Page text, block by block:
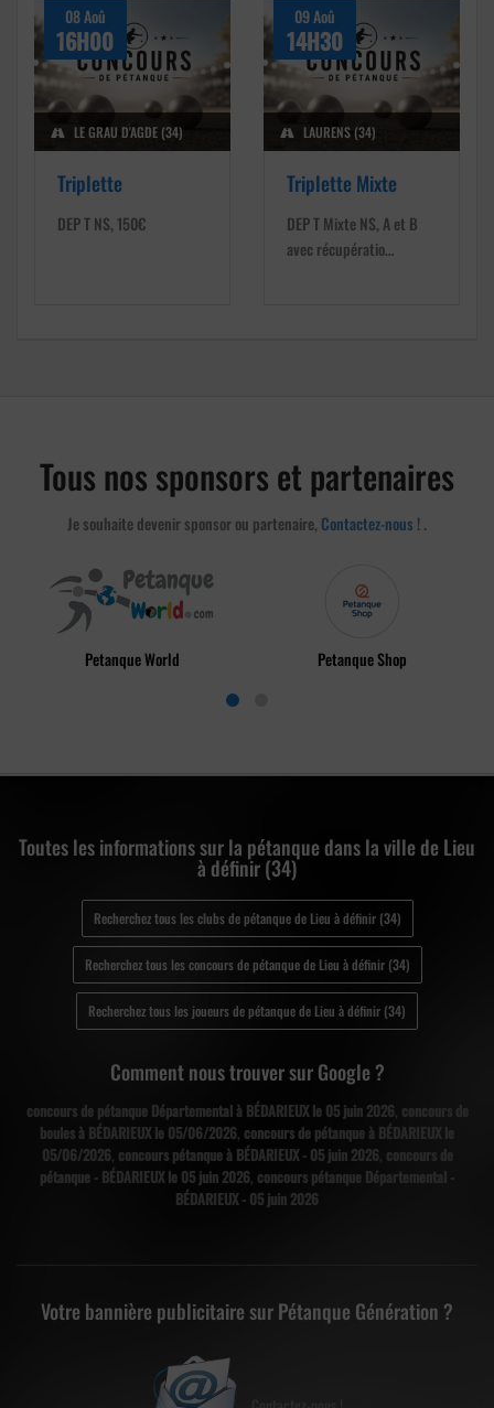
08 Aoû
16H00
LE GRAU D'AGDE (34)
Triplette
DEP T NS, 150€
09 Aoû
14H30
LAURENS (34)
Triplette Mixte
DEP T Mixte NS, A et B
avec récupératio…
Tous nos sponsors et partenaires
Je souhaite devenir sponsor ou partenaire, Contactez-nous !.
Petanque World Petanque Shop
Toutes les informations sur la pétanque dans la ville de Lieu
à définir (34)
Recherchez tous les clubs de pétanque de Lieu à définir (34)
Recherchez tous les concours de pétanque de Lieu à définir (34)
Recherchez tous les joueurs de pétanque de Lieu à définir (34)
Comment nous trouver sur Google ?
concours de pétanque Départemental à BÉDARIEUX le 05 juin 2026, concours de
boules à BÉDARIEUX le 05/06/2026, concours de pétanque à BÉDARIEUX le
05/06/2026, concours pétanque à BÉDARIEUX - 05 juin 2026, concours de
pétanque - BÉDARIEUX le 05 juin 2026, concours pétanque Départemental -
BÉDARIEUX - 05 juin 2026
Votre bannière publicitaire sur Pétanque Génération ?